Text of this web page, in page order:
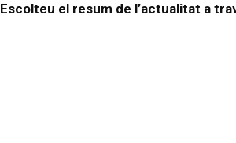
Escolteu el resum de l’actualitat a